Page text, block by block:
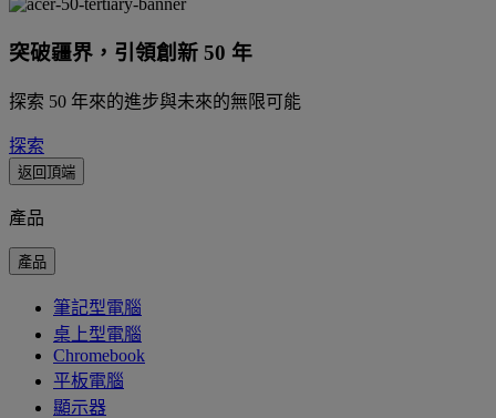
突破疆界，引領創新 50 年
探索 50 年來的進步與未來的無限可能
探索
返回頂端
產品
產品
筆記型電腦
桌上型電腦
Chromebook
平板電腦
顯示器